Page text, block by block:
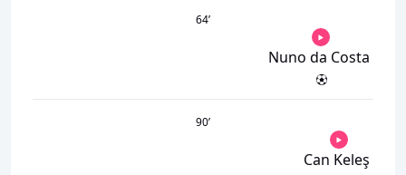
64’
Nuno da Costa
90’
Can Keleş